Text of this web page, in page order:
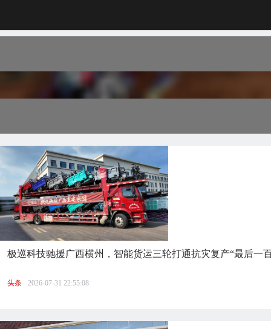
极巡科技驰援广西横州，智能货运三轮打通抗灾复产“最后一
头条 2026-07-31 22:55:08